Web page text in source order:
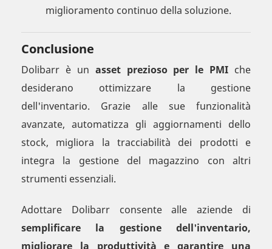
miglioramento continuo della soluzione.
Conclusione
Dolibarr è un asset prezioso per le PMI che
desiderano ottimizzare la gestione
dell'inventario. Grazie alle sue funzionalità
avanzate, automatizza gli aggiornamenti dello
stock, migliora la tracciabilità dei prodotti e
integra la gestione del magazzino con altri
strumenti essenziali.
Adottare Dolibarr consente alle aziende di
semplificare la gestione dell'inventario,
migliorare la produttività e garantire una